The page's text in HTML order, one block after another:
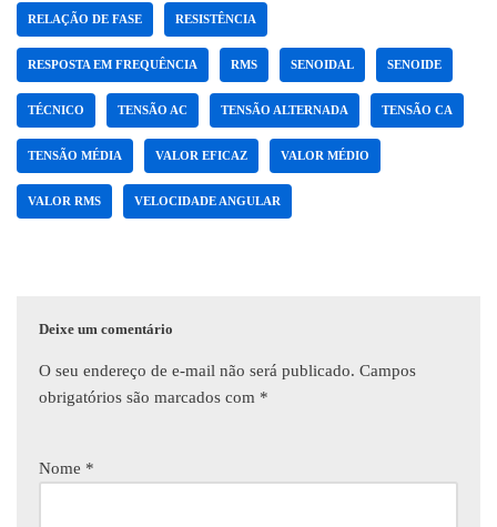
RELAÇÃO DE FASE RESISTÊNCIA
RESPOSTA EM FREQUÊNCIA RMS SENOIDAL SENOIDE
TÉCNICO TENSÃO AC TENSÃO ALTERNADA TENSÃO CA
TENSÃO MÉDIA VALOR EFICAZ VALOR MÉDIO
VALOR RMS VELOCIDADE ANGULAR
Deixe um comentário
O seu endereço de e-mail não será publicado. Campos
obrigatórios são marcados com *
Nome *